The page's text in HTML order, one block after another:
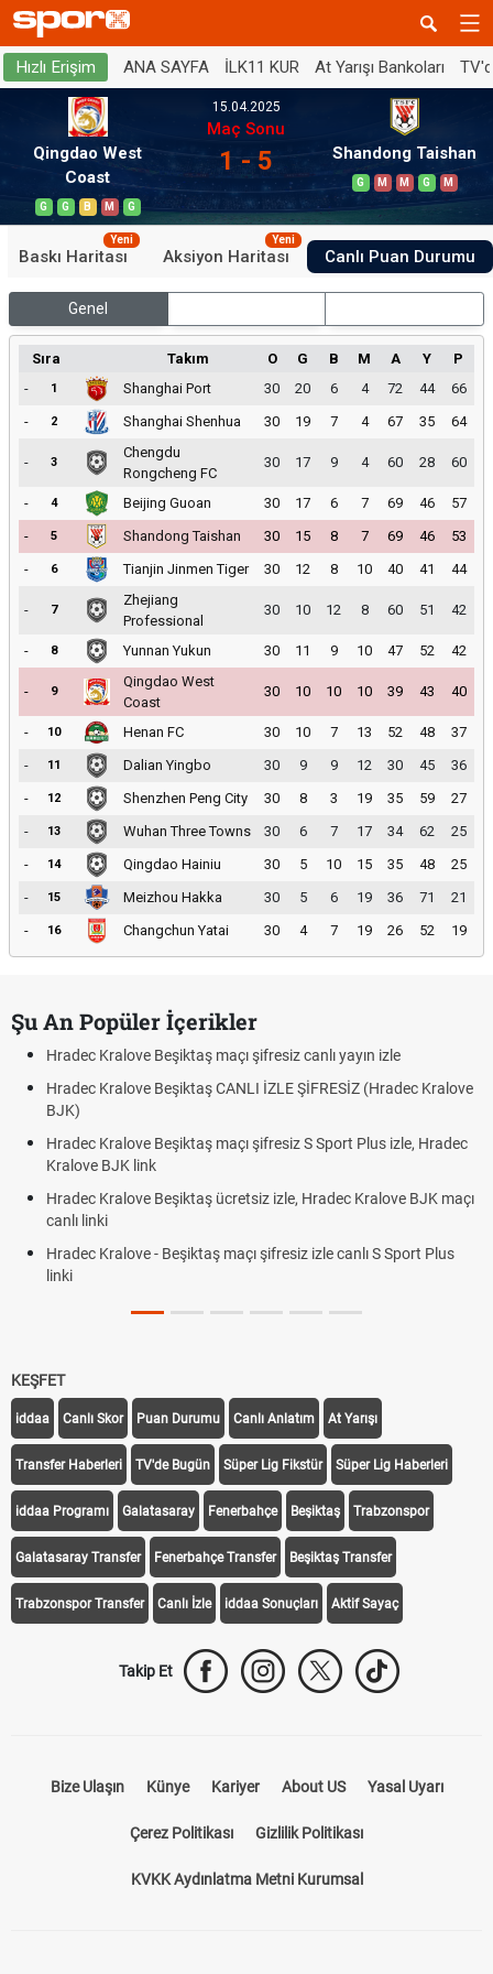
Hızlı Erişim ANA SAYFA İLK11 KUR At Yarışı Bankoları
Qingdao West
Coast
G G B M G
15.04.2025
Maç Sonu
1 - 5 Shandong Taishan
G M M G M
Baskı Haritası
Yeni
Aksiyon Haritası
Yeni
Canlı Puan Durumu
Genel
Sıra Takım O G B M A Y
P
-
1 Shanghai Port 30 20 6 4 72 44
66
-
2 Shanghai Shenhua 30 19 7 4 67 35 64
- 3
Chengdu
Rongcheng FC
30 17 9 4 60 28 60
- 4 Beijing Guoan 30 17 6 7 69 46
57
-
5 Shandong Taishan 30 15 8 7 69 46
53
-
6 Tianjin Jinmen Tiger 30 12 8 10 40 41 44
- 7
Zhejiang
Professional
30 10 12 8 60 51 42
- 8 Yunnan Yukun 30 11 9 10 47 52 42
- 9
Qingdao West
Coast
30 10 10 10 39 43 40
- 10 Henan FC 30 10 7 13 52 48
37
-
11 Dalian Yingbo 30 9 9 12 30 45
36
-
12 Shenzhen Peng City 30 8 3 19 35 59
27
-
13 Wuhan Three Towns 30 6 7 17 34 62
25
-
14 Qingdao Hainiu 30 5 10 15 35 48
25
-
15 Meizhou Hakka 30 5 6 19 36 71
21
-
16 Changchun Yatai 30 4 7 19 26 52 19
Şu An Popüler İçerikler
Hradec Kralove Beşiktaş maçı şifresiz canlı yayın izle
Hradec Kralove Beşiktaş CANLI İZLE ŞİFRESİZ (Hradec Kralove
BJK)
Hradec Kralove Beşiktaş maçı şifresiz S Sport Plus izle, Hradec
Kralove BJK link
Hradec Kralove Beşiktaş ücretsiz izle, Hradec Kralove BJK maçı
canlı linki
Hradec Kralove - Beşiktaş maçı şifresiz izle canlı S Sport Plus
linki
KEŞFET
iddaa Canlı Skor Puan Durumu Canlı Anlatım At Yarışı
Transfer Haberleri TV'de Bugün Süper Lig Fikstür Süper Lig Haberleri
iddaa Programı Galatasaray Fenerbahçe Beşiktaş Trabzonspor
Galatasaray Transfer Fenerbahçe Transfer Beşiktaş Transfer
Trabzonspor Transfer Canlı İzle iddaa Sonuçları Aktif Sayaç
Takip Et
Bize Ulaşın Künye Kariyer About US Yasal Uyarı
Çerez Politikası Gizlilik Politikası
KVKK Aydınlatma Metni Kurumsal